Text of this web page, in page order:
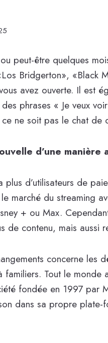
peut-être quelques
Bridgerton», «Black
avez ouverte. Il est
phrases « Je veux
ne soit pas le chat de
d’une manière
d’utilisateurs de
marché du streaming
+ ou Max.
de contenu, mais aussi
concerne les
Tout le monde
fondée en 1997 par
dans sa propre plate-